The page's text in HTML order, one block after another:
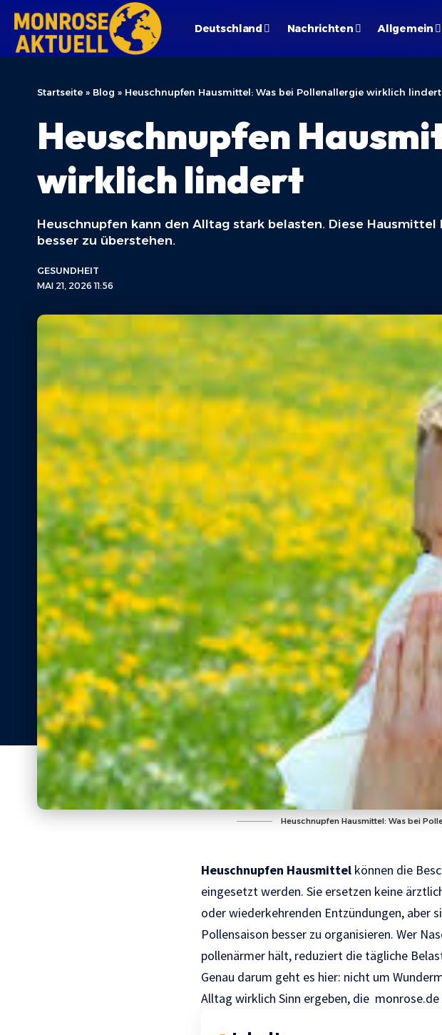
Deutschland Nachrichten Allgemein
Startseite » Blog » Heuschnupfen Hausmittel: Was bei Pollenallergie wirklich lindert
Heuschnupfen
wirklich lindert
Heuschnupfen kann den Alltag stark belasten. Diese
besser zu überstehen.
MAI 21, 2026 11:56
GESUNDHEIT
Heuschnupfen Hausmittel: Was bei
Heuschnupfen Hausmittel können die
eingesetzt werden. Sie ersetzen keine
oder wiederkehrenden Entzündungen, aber
Pollensaison besser zu organisieren. Wer
pollenärmer hält, reduziert die tägliche
Genau darum geht es hier: nicht um
Alltag wirklich Sinn ergeben, die monrose.de